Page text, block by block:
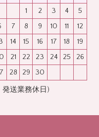
1
2 3 4
5
7 8 9 10 11
12
14 15 16 17 18
19
21 22 23 24 25
26
28 29 30
発送業務休日)